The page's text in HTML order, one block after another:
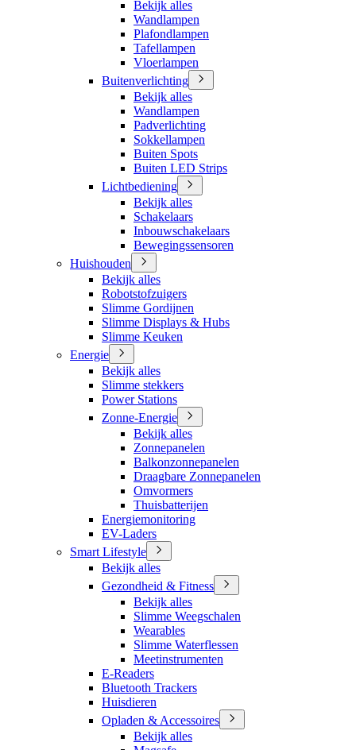
Bekijk alles
Wandlampen
Plafondlampen
Tafellampen
Vloerlampen
Buitenverlichting
Bekijk alles
Wandlampen
Padverlichting
Sokkellampen
Buiten Spots
Buiten LED Strips
Lichtbediening
Bekijk alles
Schakelaars
Inbouwschakelaars
Bewegingssensoren
Huishouden
Bekijk alles
Robotstofzuigers
Slimme Gordijnen
Slimme Displays & Hubs
Slimme Keuken
Energie
Bekijk alles
Slimme stekkers
Power Stations
Zonne-Energie
Bekijk alles
Zonnepanelen
Balkonzonnepanelen
Draagbare Zonnepanelen
Omvormers
Thuisbatterijen
Energiemonitoring
EV-Laders
Smart Lifestyle
Bekijk alles
Gezondheid & Fitness
Bekijk alles
Slimme Weegschalen
Wearables
Slimme Waterflessen
Meetinstrumenten
E-Readers
Bluetooth Trackers
Huisdieren
Opladen & Accessoires
Bekijk alles